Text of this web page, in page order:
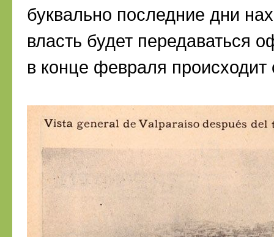
буквально последние дни
власть будет передаваться
в конце февраля